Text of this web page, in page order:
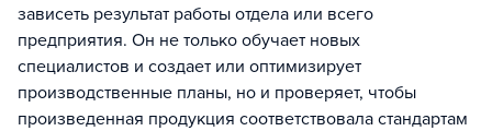
зависеть результат работы отдела или всего
предприятия. Он не только обучает новых
специалистов и создает или оптимизирует
производственные планы, но и проверяет, чтобы
произведенная продукция соответствовала стандартам